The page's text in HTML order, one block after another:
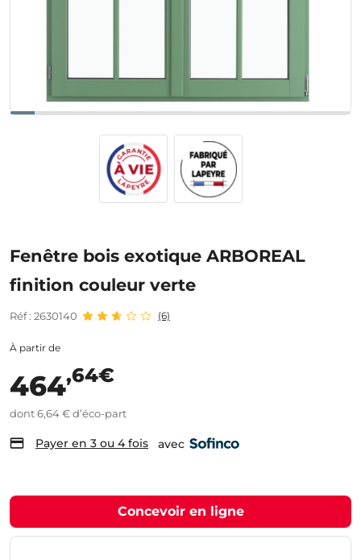
Fenêtre bois exotique ARBOREAL
finition couleur verte
Réf : 2630140 (6)
À partir de
464,64€
dont 6,64 € d’éco-part
Payer en 3 ou 4 fois avec
Concevoir en ligne